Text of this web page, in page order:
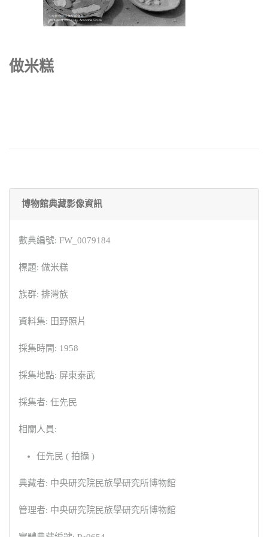
做米糕
博物館典藏影像資訊
數典編號: FW_0079184
標題: 做米糕
族群: 排灣族
資料集: 田野照片
採集時間: 1958
採集地點: 屏東泰武
採集者: 任先民
相關人員:
任先民 ( 拍攝 )
典藏者: 中央研究院民族學研究所博物館
管理者: 中央研究院民族學研究所博物館